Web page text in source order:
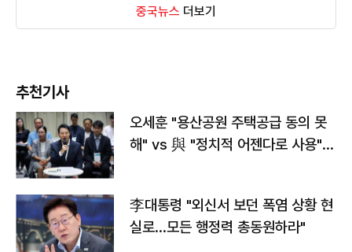
중국뉴스 더보기
추천기사
오세훈 "용산공원 주택공급 동의 못
해" vs 與 "정치적 어젠다로 사용"
李대통령 "외신서 보던 폭염 상황 현
실로…모든 행정력 총동원하라"